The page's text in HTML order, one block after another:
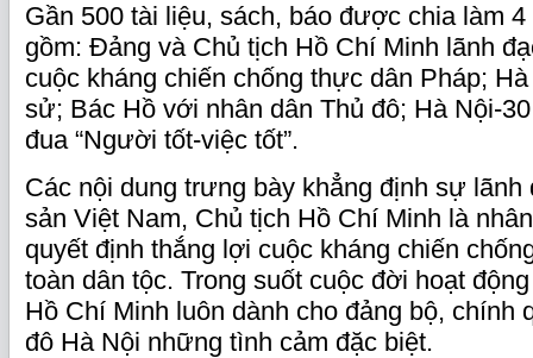
Gần 500 tài liệu, sách, báo được chia làm
gồm: Đảng và Chủ tịch Hồ Chí Minh lãnh
cuộc kháng chiến chống thực dân Pháp;
sử; Bác Hồ với nhân dân Thủ đô; Hà Nội-
đua “Người tốt-việc tốt”.
Các nội dung trưng bày khẳng định sự
sản Việt Nam, Chủ tịch Hồ Chí Minh là
quyết định thắng lợi cuộc kháng chiến
toàn dân tộc. Trong suốt cuộc đời hoạt
Hồ Chí Minh luôn dành cho đảng bộ, chính
đô Hà Nội những tình cảm đặc biệt.